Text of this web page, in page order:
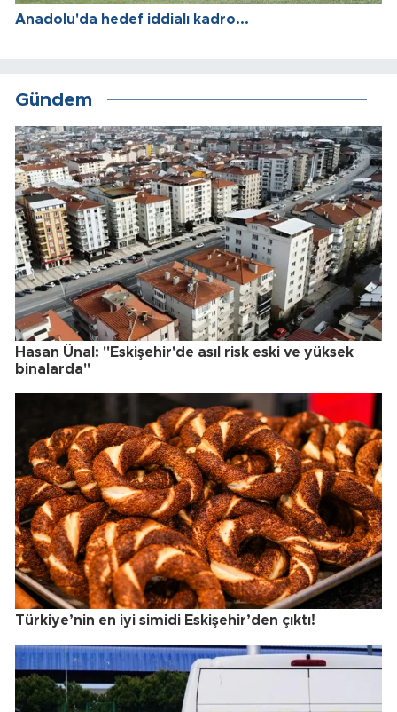
Anadolu'da hedef iddialı kadro...
Gündem
Hasan Ünal: "Eskişehir'de asıl risk eski ve yüksek
binalarda"
Türkiye’nin en iyi simidi Eskişehir’den çıktı!